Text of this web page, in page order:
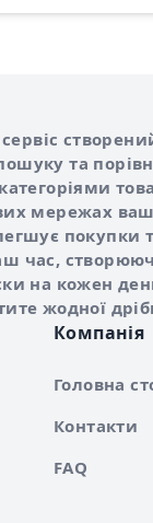
та
мережах
покупки
час,
на кожен
жодної
Компанія
Головна
Контакти
FAQ